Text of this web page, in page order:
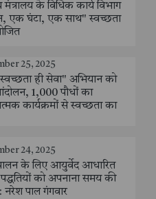
मंत्रालय के विधिक कार्य विभाग
एक घंटा, एक साथ" स्वच्छता
25, 2025
ही सेवा" अभियान को
1,000 पौधों का
कार्यक्रमों से स्वच्छता का
24, 2025
के लिए आयुर्वेद आधारित
को अपनाना समय की
पाल गंगवार